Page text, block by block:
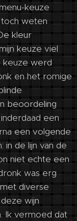
keuze
toch weten
kleur
keuze viel
keuze werd
en het romige
beoordeling
een
een volgende
de lijn van de
niet echte een
was erg
diverse
wijn
Ik vermoed dat